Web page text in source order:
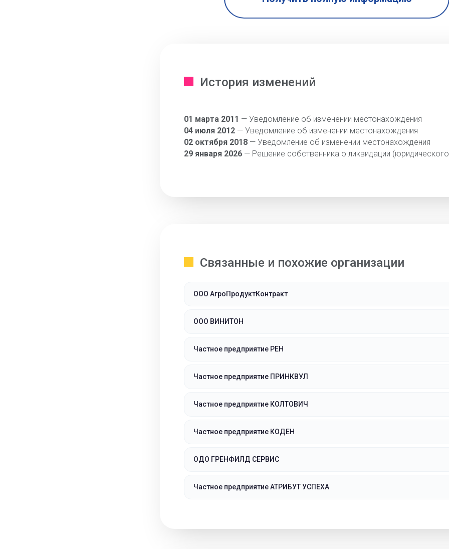
История изменений
01 марта 2011 — Уведомление об изменении местонахождения
04 июля 2012— Уведомление об изменении местонахождения
02 октября 2018— Уведомление об изменении местонахождения
29 января 2026— Решение собственника о ликвидации
Связанные и похожие организации
ООО АгроПродуктКонтракт
ООО ВИНИТОН
Частное предприятие РЕН
Частное предприятие ПРИНКВУЛ
Частное предприятие КОЛТОВИЧ
Частное предприятие КОДЕН
ОДО ГРЕНФИЛД СЕРВИС
Частное предприятие АТРИБУТ УСПЕХА